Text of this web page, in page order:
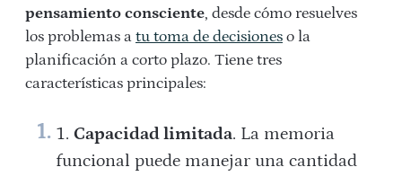
pensamiento consciente, desde cómo resuelves
los problemas a tu toma de decisiones o la
planificación a corto plazo. Tiene tres
características principales:
Capacidad limitada. La memoria
funcional puede manejar una cantidad